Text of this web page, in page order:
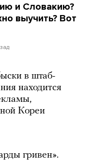
и Словакию?
выучить? Вот
в штаб-
находится
Кореи
гривен».